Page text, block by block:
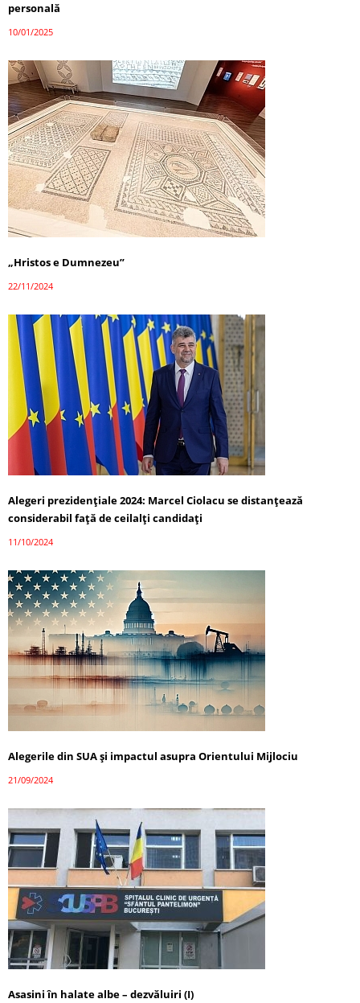
personală
10/01/2025
„Hristos e Dumnezeu”
22/11/2024
Alegeri prezidențiale 2024: Marcel Ciolacu se distanțează
considerabil față de ceilalți candidați
11/10/2024
Alegerile din SUA și impactul asupra Orientului Mijlociu
21/09/2024
Asasini în halate albe – dezvăluiri (I)